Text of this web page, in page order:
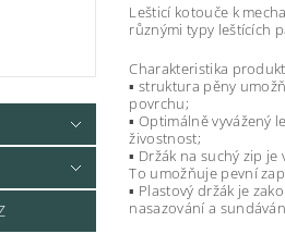
Lešticí kotouče k
různými typy leštících
Charakteristika
▪ struktura pěny
povrchu;
▪ Optimálně vyvážený
živostnost;
▪ Držák na suchý zip
To umožňuje pevní
▪ Plastový držák je
nasazování a